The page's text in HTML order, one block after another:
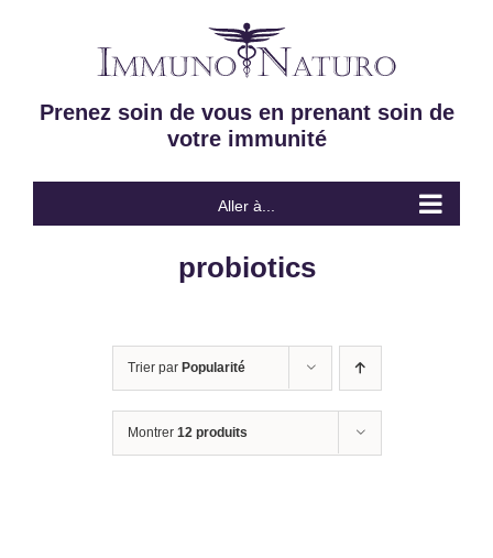
Prenez soin de vous en prenant soin de
votre immunité
Aller à...
probiotics
Trier par Popularité
Montrer 12 produits